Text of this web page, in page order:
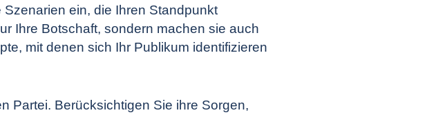
Szenarien ein, die Ihren Standpunkt
Ihre Botschaft, sondern machen sie auch
mit denen sich Ihr Publikum identifizieren
Partei. Berücksichtigen Sie ihre Sorgen,